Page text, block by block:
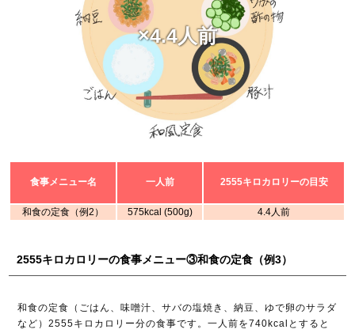
×4.4人前
食事メニュー名 一人前 2555キロカロリーの目安
和食の定食（例2） 575kcal (500g) 4.4人前
2555キロカロリーの食事メニュー③和食の定食（例3）
和食の定食（ごはん、味噌汁、サバの塩焼き、納豆、ゆで卵のサラダ
など）2555キロカロリー分の食事です。一人前を740kcalとすると